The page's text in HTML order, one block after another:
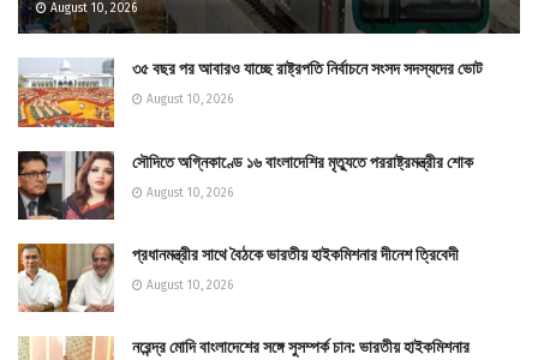
August 10, 2026
৩৫ বছর পর আবারও যাচ্ছে রাষ্ট্রপতি নির্বাচনে সংসদ সদস্যদের ভোট
August 10, 2026
সৌদিতে অগ্নিকাণ্ডে ১৬ বাংলাদেশির মৃত্যুতে পররাষ্ট্রমন্ত্রীর শোক
August 10, 2026
প্রধানমন্ত্রীর সাথে বৈঠকে ভারতীয় হাইকমিশনার দীনেশ ত্রিবেদী
August 10, 2026
নরেন্দ্র মোদি বাংলাদেশের সঙ্গে সুসম্পর্ক চান: ভারতীয় হাইকমিশনার